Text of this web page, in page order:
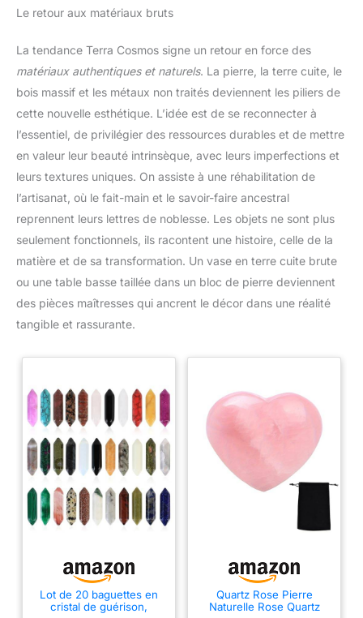
Le retour aux matériaux bruts
La tendance Terra Cosmos signe un retour en force des
matériaux authentiques et naturels. La pierre, la terre cuite, le
bois massif et les métaux non traités deviennent les piliers de
cette nouvelle esthétique. L’idée est de se reconnecter à
l’essentiel, de privilégier des ressources durables et de mettre
en valeur leur beauté intrinsèque, avec leurs imperfections et
leurs textures uniques. On assiste à une réhabilitation de
l’artisanat, où le fait-main et le savoir-faire ancestral
reprennent leurs lettres de noblesse. Les objets ne sont plus
seulement fonctionnels, ils racontent une histoire, celle de la
matière et de sa transformation. Un vase en terre cuite brute
ou une table basse taillée dans un bloc de pierre deviennent
des pièces maîtresses qui ancrent le décor dans une réalité
tangible et rassurante.
Lot de 20 baguettes en
cristal de guérison,
Quartz Rose Pierre
Naturelle Rose Quartz